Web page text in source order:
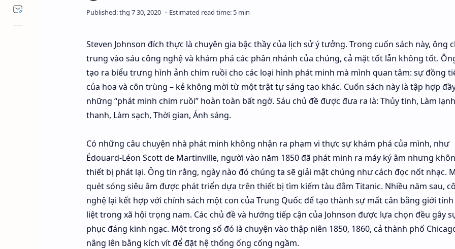
Steven Johnson đích thực là chuyên gia bậc thầy của lịch sử ý tưởng. Trong cuốn sách này, ông
trung vào sáu công nghệ và khám phá các phân nhánh của chúng, cả mặt tốt lẫn không tốt.
tạo ra biểu trưng hình ảnh chim ruồi cho các loại hình phát minh mà mình quan tâm: sự đồng
của hoa và côn trùng – kẻ không mời từ một trật tự sáng tạo khác. Cuốn sách này là tập hợp
những “phát minh chim ruồi” hoàn toàn bất ngờ. Sáu chủ đề được đưa ra là: Thủy tinh, Làm
thanh, Làm sạch, Thời gian, Ánh sáng.
Có những câu chuyện nhà phát minh không nhận ra phạm vi thực sự khám phá của mình, như
Édouard-Léon Scott de Martinville, người vào năm 1850 đã phát minh ra máy ký âm nhưng
thiết bị phát lại. Ông tin rằng, ngày nào đó chúng ta sẽ giải mật chúng như cách đọc nốt nhạc.
quét sóng siêu âm được phát triển dựa trên thiết bị tìm kiếm tàu đắm Titanic. Nhiều năm sau,
nghệ lại kết hợp với chính sách một con của Trung Quốc để tạo thành sự mất cân bằng giới
liệt trong xã hội trọng nam. Các chủ đề và hướng tiếp cận của Johnson được lựa chọn đều gây
phục đáng kinh ngạc. Một trong số đó là chuyện vào thập niên 1850, 1860, cả thành phố
nâng lên bằng kích vít để đặt hệ thống ống cống ngầm.